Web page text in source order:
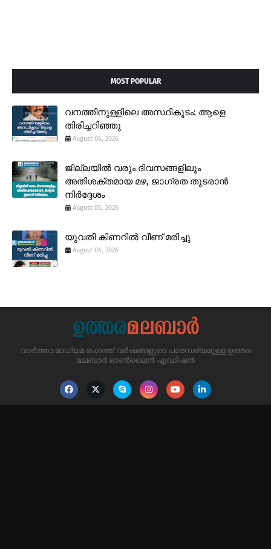
MOST POPULAR
വനത്തിനുള്ളിലെ അസ്ഥികൂടം: ആളെ
തിരിച്ചറിഞ്ഞു
August 06, 2026
ജില്ലയിൽ വരും ദിവസങ്ങളിലും
അതിശക്തമായ മഴ, ജാഗ്രത തുടരാൻ
നിർദ്ദേശം
August 05, 2026
യുവതി കിണറിൽ വീണ് മരിച്ചു
August 04, 2026
വാർത്താ മാധ്യമ രംഗത്ത് വർഷങ്ങളുടെ പാരമ്പര്യമുള്ള ഉത്തര
മലബാർ ഓൺലൈൻ എഡിഷൻ